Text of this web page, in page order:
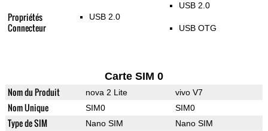
Propriétés
Connecteur
USB 2.0
USB 2.0
USB OTG
Carte SIM 0
Nom du Produit nova 2 Lite vivo V7
Nom Unique SIM0 SIM0
Type de SIM Nano SIM Nano SIM